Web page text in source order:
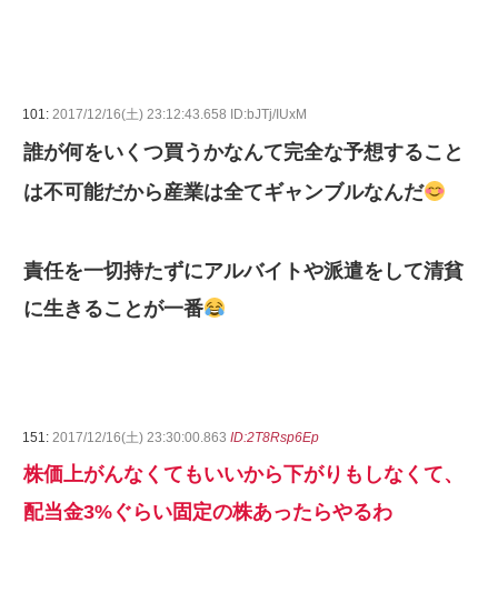
101: 2017/12/16(土) 23:12:43.658 ID:bJTj/IUxM
誰が何をいくつ買うかなんて完全な予想すること
は不可能だから産業は全てギャンブルなんだ
責任を一切持たずにアルバイトや派遣をして清貧
に生きることが一番
151: 2017/12/16(土) 23:30:00.863 ID:2T8Rsp6Ep
株価上がんなくてもいいから下がりもしなくて、
配当金3%ぐらい固定の株あったらやるわ